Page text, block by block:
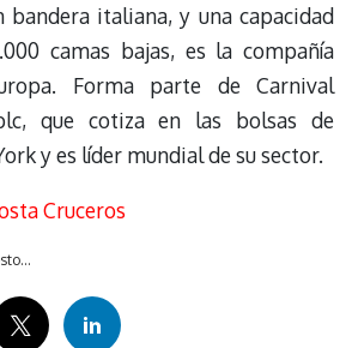
bandera italiana, y una capacidad
camas bajas, es la compañía
Forma parte de Carnival
que cotiza en las bolsas de
y es líder mundial de su sector.
Cruceros